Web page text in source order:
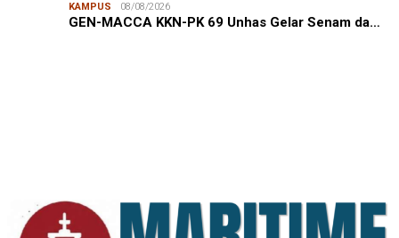
KAMPUS 08/08/2026
GEN-MACCA KKN-PK 69 Unhas Gelar Senam da…
JURNALISME WARGA 08/08/2026